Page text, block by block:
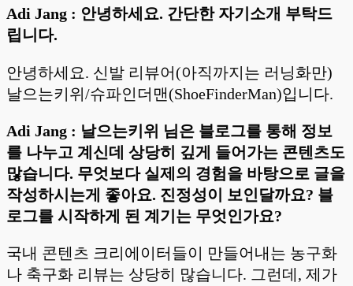
Adi Jang : 안녕하세요. 간단한 자기소개 부탁드
립니다.
안녕하세요. 신발 리뷰어(아직까지는 러닝화만)
날으는키위/슈파인더맨(ShoeFinderMan)입니다.
Adi Jang : 날으는키위 님은 블로그를 통해 정보
를 나누고 계신데 상당히 깊게 들어가는 콘텐츠도
많습니다. 무엇보다 실제의 경험을 바탕으로 글을
작성하시는게 좋아요. 진정성이 보인달까요? 블
로그를 시작하게 된 계기는 무엇인가요?
국내 콘텐츠 크리에이터들이 만들어내는 농구화
나 축구화 리뷰는 상당히 많습니다. 그런데, 제가